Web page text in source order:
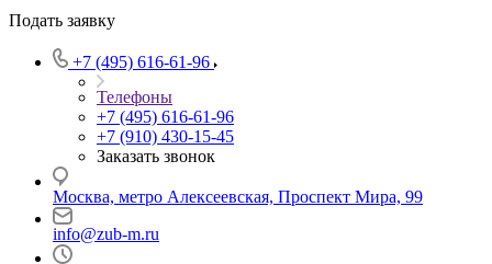
Подать заявку
+7 (495) 616-61-96
Телефоны
+7 (495) 616-61-96
+7 (910) 430-15-45
Заказать звонок
Москва, метро Алексеевская, Проспект Мира, 99
info@zub-m.ru